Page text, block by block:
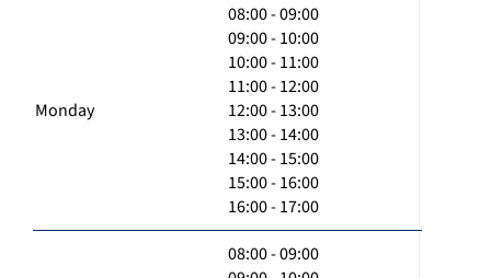
Monday
08:00 - 09:00
09:00 - 10:00
10:00 - 11:00
11:00 - 12:00
12:00 - 13:00
13:00 - 14:00
14:00 - 15:00
15:00 - 16:00
16:00 - 17:00
08:00 - 09:00